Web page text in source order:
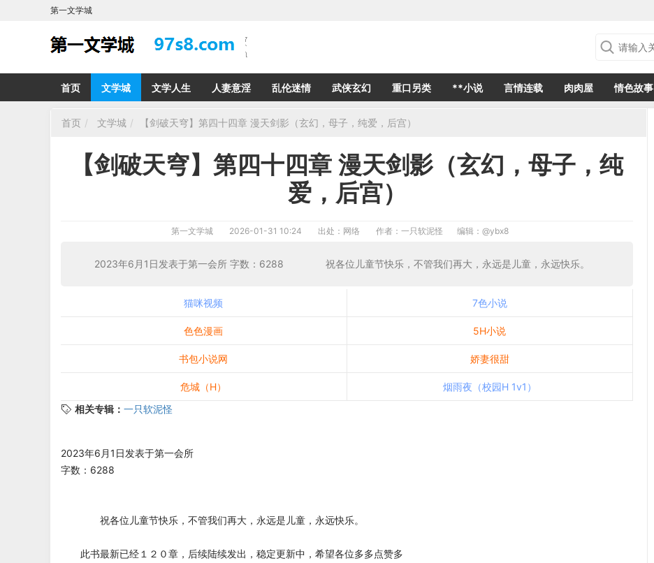
第一文学城
首页 文学城 文学人生 人妻意淫 乱伦迷情 武侠玄幻 重口另类 **小说 言情连载 肉肉屋 情色故事
首页 文学城 【剑破天穹】第四十四章 漫天剑影（玄幻，母子，纯爱，后宫）
【剑破天穹】第四十四章 漫天剑影（玄幻，母子，纯
爱，后宫）
第一文学城 2026-01-31 10:24 出处：网络 作者：一只软泥怪 编辑： @ybx8
2023年6月1日发表于第一会所 字数：6288 祝各位儿童节快乐，不管我们再大，永远是儿童，永远快乐。
猫咪视频 7色小说
色色漫画 5H小说
书包小说网 娇妻很甜
危城（H）
烟雨夜（校园H 1v1）
相关专辑： 一只软泥怪
2023年6月1日发表于第一会所
字数：6288
祝各位儿童节快乐，不管我们再大，永远是儿童，永远快乐。
此书最新已经１２０章，后续陆续发出，稳定更新中，希望各位多多点赞多